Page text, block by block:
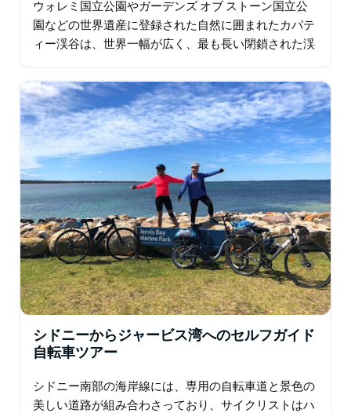
ウォレミ国立公園やガーデンズ オブ ストーン国立公
園などの世界遺産に登録された自然に囲まれたカパテ
ィー渓谷は、世界一幅が広く、最も長い閉鎖された渓
です。 自転車で渓谷に入ると…
シドニーからジャービス湾へのセルフガイド
自転車ツアー
シドニー南部の海岸線には、専用の自転車道と景色の
美しい道路が組み合わさっており、サイクリストはハ